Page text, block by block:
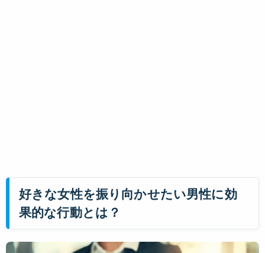
好きな女性を振り向かせたい男性に効
果的な行動とは？